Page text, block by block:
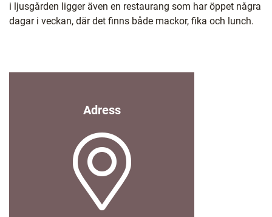
i ljusgården ligger även en restaurang som har öppet några
dagar i veckan, där det finns både mackor, fika och lunch.
Adress(
p
p
n
a